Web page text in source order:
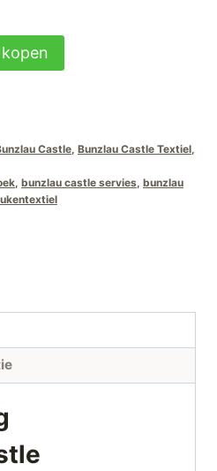
kopen
Castle, Bunzlau Castle Textiel,
, bunzlau castle servies, bunzlau